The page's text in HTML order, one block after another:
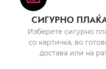
СИГУРНО
Изберете сигурно
со картичка, во
достава или на